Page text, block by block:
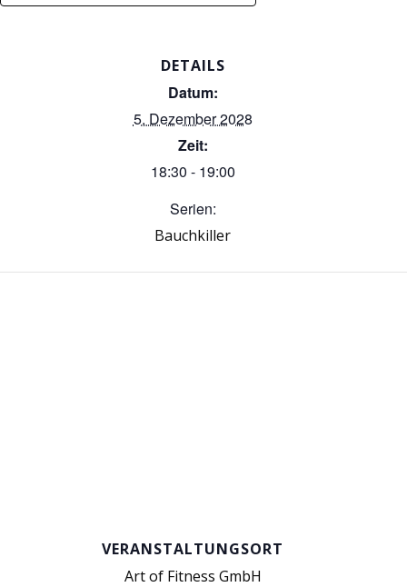
DETAILS
Datum:
5. Dezember 2028
Zeit:
18:30 - 19:00
Serien:
Bauchkiller
VERANSTALTUNGSORT
Art of Fitness GmbH